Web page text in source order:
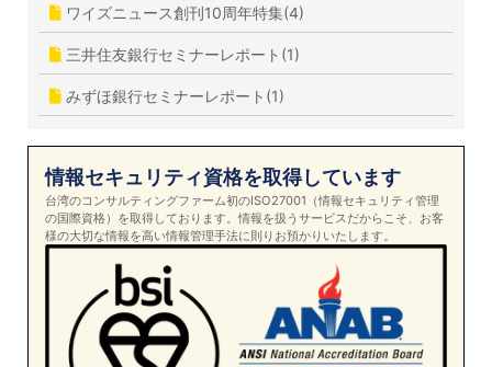
ワイズニュース創刊10周年特集(4)
三井住友銀行セミナーレポート(1)
みずほ銀行セミナーレポート(1)
情報セキュリティ資格を取得しています
台湾のコンサルティングファーム初のISO27001（情報セキュリティ管理
の国際資格）を取得しております。情報を扱うサービスだからこそ、お客
様の大切な情報を高い情報管理手法に則りお預かりいたします。